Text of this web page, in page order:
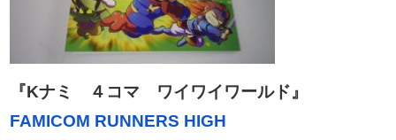
『Kナミ ４コマ ワイワイワールド』
FAMICOM RUNNERS HIGH